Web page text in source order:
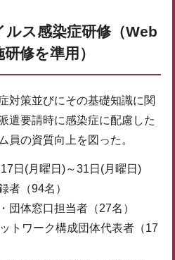
ス感染症研修（Web
修を準用）
対策並びにその基礎知識に関
遣要請時に感染症に配慮した
員の資質向上を図った。
日(月曜日)～31日(月曜日)
者（94名）
団体窓口担当者（27名）
トワーク構成団体代表者（17